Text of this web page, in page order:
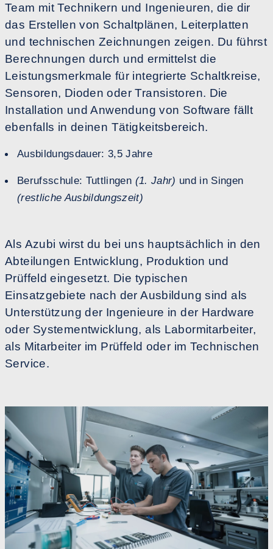
Team mit Technikern und Ingenieuren, die dir
das Erstellen von Schaltplänen, Leiterplatten
und technischen Zeichnungen zeigen. Du führst
Berechnungen durch und ermittelst die
Leistungsmerkmale für integrierte Schaltkreise,
Sensoren, Dioden oder Transistoren. Die
Installation und Anwendung von Software fällt
ebenfalls in deinen Tätigkeitsbereich.
Ausbildungsdauer: 3,5 Jahre
Berufsschule: Tuttlingen (1. Jahr) und in Singen
(restliche Ausbildungszeit)
Als Azubi wirst du bei uns hauptsächlich in den
Abteilungen Entwicklung, Produktion und
Prüffeld eingesetzt. Die typischen
Einsatzgebiete nach der Ausbildung sind als
Unterstützung der Ingenieure in der Hardware
oder Systementwicklung, als Labormitarbeiter,
als Mitarbeiter im Prüffeld oder im Technischen
Service.